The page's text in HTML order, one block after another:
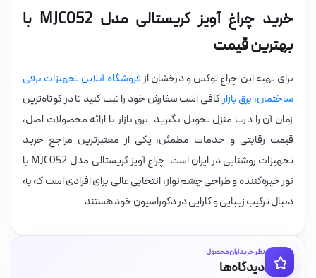
خرید چراغ آویز کریستالی مدل MJC052 با
بهترین قیمت
برای تهیه این چراغ لوکس و درخشان ازفروشگاه آنلاین تجهیزات برقی
ساختمان، برق بازارکافی است سفارش خود را ثبت کنید تا در کوتاه‌ترین
زمان آن را درب منزل تحویل بگیرید. برق بازار با ارائه محصولات اصل،
قیمت رقابتی و خدمات مطمئن، یکی از معتبرترین مراجع خرید
تجهیزات روشنایی در ایران است. چراغ آویز کریستالی مدل MJC052 با
نور خیره‌کننده و طراحی چشم‌نواز، انتخابی عالی برای افرادی است که به
دنبال ترکیب زیبایی و کارایی در دکوراسیون خود هستند.
نظر خریداران محصول
دیدگاه‌ها